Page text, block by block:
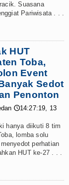
Suasana
Pariwisata . . .
HUT
Toba,
Event
Sedot
Penonton
🕔14:27:19, 13
hanya diikuti 8 tim
lomba solu
perhatian
HUT ke-27 . . .